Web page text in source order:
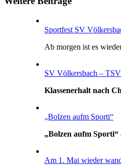
Sportfest SV
Ab morgen ist es
SV Völkersbach –
Klassenerhalt nach
„Bolzen aufm Sporti“
„Bolzen aufm
Am 1. Mai wieder